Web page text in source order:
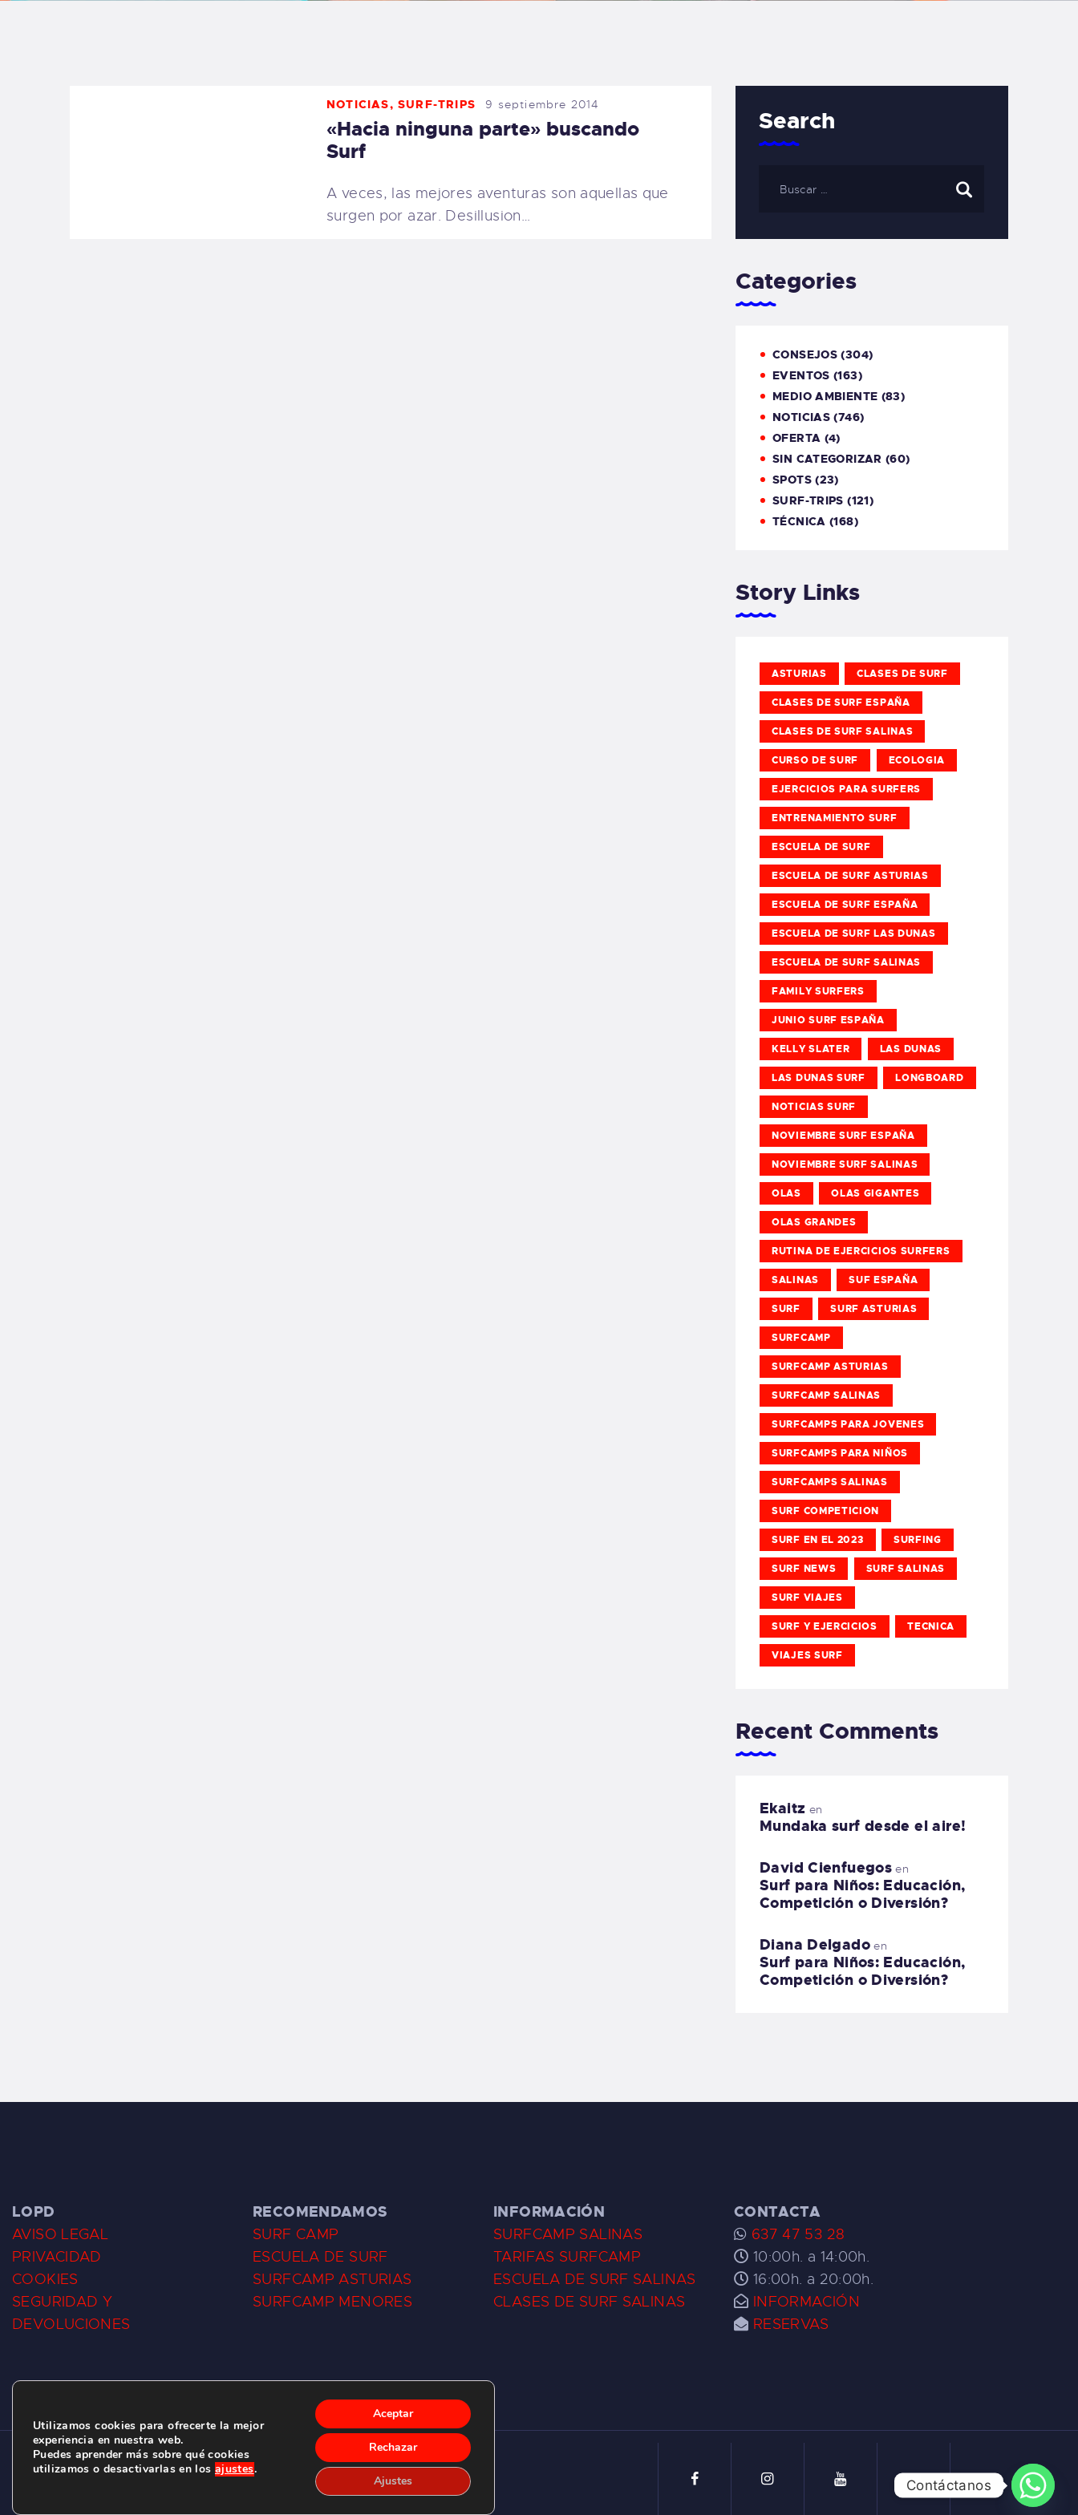
CONTACTO
TIENDA FAMILY
NOTICIAS,SURF-TRIPS 9 septiembre 2014
«Hacia ninguna parte» buscando
Surf
A veces, las mejores aventuras son aquellas que
surgen por azar. Desillusion…
Search
Categories
CONSEJOS (304)
EVENTOS (163)
MEDIO AMBIENTE (83)
NOTICIAS (746)
OFERTA (4)
SIN CATEGORIZAR (60)
SPOTS(23)
SURF-TRIPS (121)
TÉCNICA (168)
Story Links
ASTURIAS CLASES DE SURF
CLASES DE SURF ESPAÑA
CLASES DE SURF SALINAS
CURSO DE SURF ECOLOGIA
EJERCICIOS PARA SURFERS
ENTRENAMIENTO SURF
ESCUELA DE SURF
ESCUELA DE SURF ASTURIAS
ESCUELA DE SURF ESPAÑA
ESCUELA DE SURF LAS DUNAS
ESCUELA DE SURF SALINAS
FAMILY SURFERS
JUNIO SURF ESPAÑA
KELLY SLATER LAS DUNAS
LAS DUNAS SURF LONGBOARD
NOTICIAS SURF
NOVIEMBRE SURF ESPAÑA
NOVIEMBRE SURF SALINAS
OLAS OLAS GIGANTES
OLAS GRANDES
RUTINA DE EJERCICIOS SURFERS
SALINAS SUF ESPAÑA
SURF SURF ASTURIAS
SURFCAMP
SURFCAMP ASTURIAS
SURFCAMP SALINAS
SURFCAMPS PARA JOVENES
SURFCAMPS PARA NIÑOS
SURFCAMPS SALINAS
SURF COMPETICION
SURF EN EL 2023 SURFING
SURF NEWS SURF SALINAS
SURF VIAJES
SURF Y EJERCICIOS TECNICA
VIAJES SURF
Recent Comments
Ekaitz en
Mundaka surf desde el aire!
David Cienfuegos en
Surf para Niños: Educación,
Competición o Diversión?
Diana Delgadoen
Surf para Niños: Educación,
Competición o Diversión?
LOPD
AVISO LEGAL
PRIVACIDAD
COOKIES
SEGURIDAD Y
DEVOLUCIONES
RECOMENDAMOS
SURF CAMP
ESCUELA DE SURF
SURFCAMP ASTURIAS
SURFCAMP MENORES
INFORMACIÓN
SURFCAMP SALINAS
TARIFAS SURFCAMP
ESCUELA DE SURF SALINAS
CLASES DE SURF SALINAS
CONTACTA
637 47 53 28
10:00h. a 14:00h.
16:00h. a 20:00h.
INFORMACIÓN
RESERVAS
CLUB DE SURF LAS DUNAS ©2026.
C/ BERNARDO ÁLVAREZ GALAN 1, SALINAS (ASTURIAS)
Utilizamos cookies para ofrecerte la mejor
experiencia en nuestra web.
Puedes aprender más sobre qué cookies
utilizamos o desactivarlas en los ajustes.
Aceptar
Rechazar
Ajustes Contáctanos